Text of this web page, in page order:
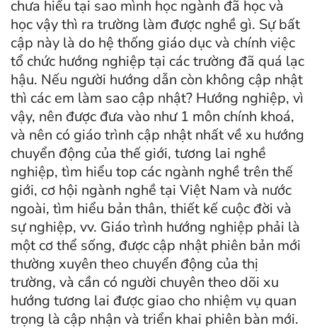
chưa hiểu tại sao mình học ngành đã học và
học vậy thì ra trường làm được nghề gì. Sự bất
cập này là do hệ thống giáo dục và chính việc
tổ chức hướng nghiệp tại các trường đã quá lạc
hậu. Nếu người hướng dẫn còn không cập nhật
thì các em làm sao cập nhật? Hướng nghiệp, vì
vậy, nên được đưa vào như 1 môn chính khoá,
và nên có giáo trình cập nhật nhất về xu hướng
chuyển động của thế giới, tương lai nghề
nghiệp, tìm hiểu top các ngành nghề trên thế
giới, cơ hội ngành nghề tại Việt Nam và nước
ngoài, tìm hiểu bản thân, thiết kế cuộc đời và
sự nghiệp, vv. Giáo trình hướng nghiệp phải là
một cơ thể sống, được cập nhật phiên bản mới
thường xuyên theo chuyển động của thị
trường, và cần có người chuyên theo dõi xu
hướng tương lai được giao cho nhiệm vụ quan
trọng là cập nhận và triển khai phiên bàn mới.